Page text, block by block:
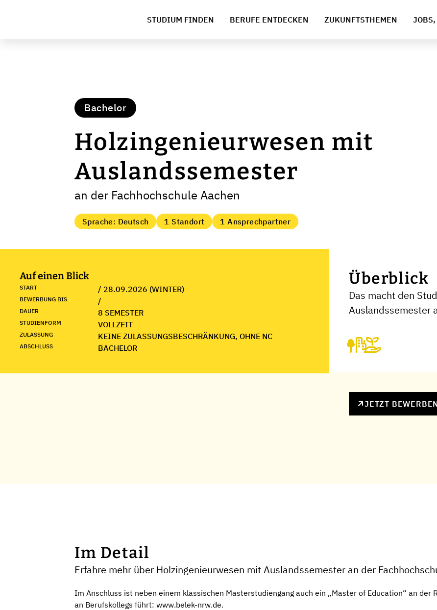
STUDIUM FINDEN BERUFE ENTDECKEN ZUKUNFTSTHEMEN
Bachelor
Holzingenieurwesen mit
Auslandssemester
an der Fachhochschule Aachen
Sprache: Deutsch 1 Standort 1 Ansprechpartner
Auf einen Blick
START / 28.09.2026 (WINTER)
BEWERBUNG BIS /
DAUER 8 SEMESTER
STUDIENFORM VOLLZEIT
ZULASSUNG KEINE ZULASSUNGSBESCHRÄNKUNG, OHNE NC
ABSCHLUSS BACHELOR
Überblick
Das macht den
Auslandssemester
JETZT
Im Detail
Erfahre mehr über Holzingenieurwesen mit Auslandssemester an der
Im Anschluss ist neben einem klassischen Masterstudiengang auch ein „Master of Education“ an der
an Berufskollegs führt: www.belek-nrw.de.